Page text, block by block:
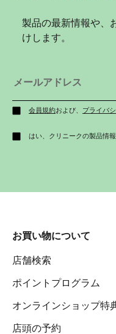
製品の最新情報や、
けします。
会員規約および、 プライバ
はい、クリニークの製品情
お買い物について
店舗検索
ポイントプログラム
オンラインショップ特
店頭の予約